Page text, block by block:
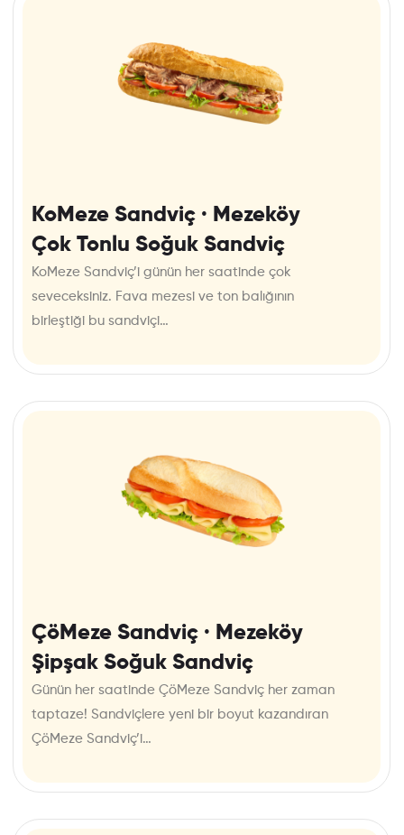
KoMeze Sandviç · Mezeköy
Çok Tonlu Soğuk Sandviç
KoMeze Sandviç’i günün her saatinde çok
seveceksiniz. Fava mezesi ve ton balığının
birleştiği bu sandviçi…
ÇöMeze Sandviç · Mezeköy
Şipşak Soğuk Sandviç
Günün her saatinde ÇöMeze Sandviç her zaman
taptaze! Sandviçlere yeni bir boyut kazandıran
ÇöMeze Sandviç’i…